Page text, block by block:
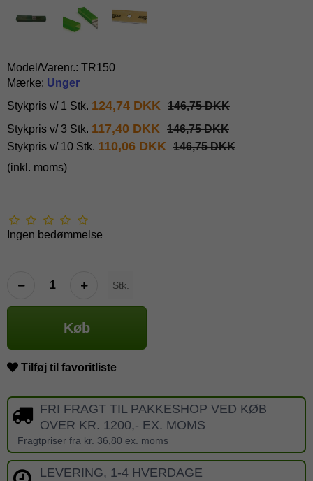
Model/Varenr.: TR150
Mærke: Unger
Stykpris v/ 1 Stk. 124,74 DKK 146,75 DKK
Stykpris v/ 3 Stk. 117,40 DKK 146,75 DKK
Stykpris v/ 10 Stk. 110,06 DKK 146,75 DKK
(inkl. moms)
Ingen bedømmelse
Stk.
Køb
Tilføj til favoritliste
FRI FRAGT TIL PAKKESHOP VED KØB
OVER KR. 1200,- EX. MOMS
Fragtpriser fra kr. 36,80 ex. moms
LEVERING, 1-4 HVERDAGE